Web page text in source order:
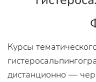
Курсы
дистанционно —